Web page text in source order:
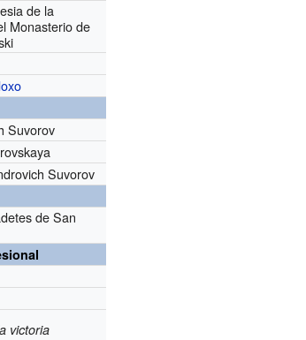
de la
Monasterio de
Suvorov
Suvorov
de San
victoria